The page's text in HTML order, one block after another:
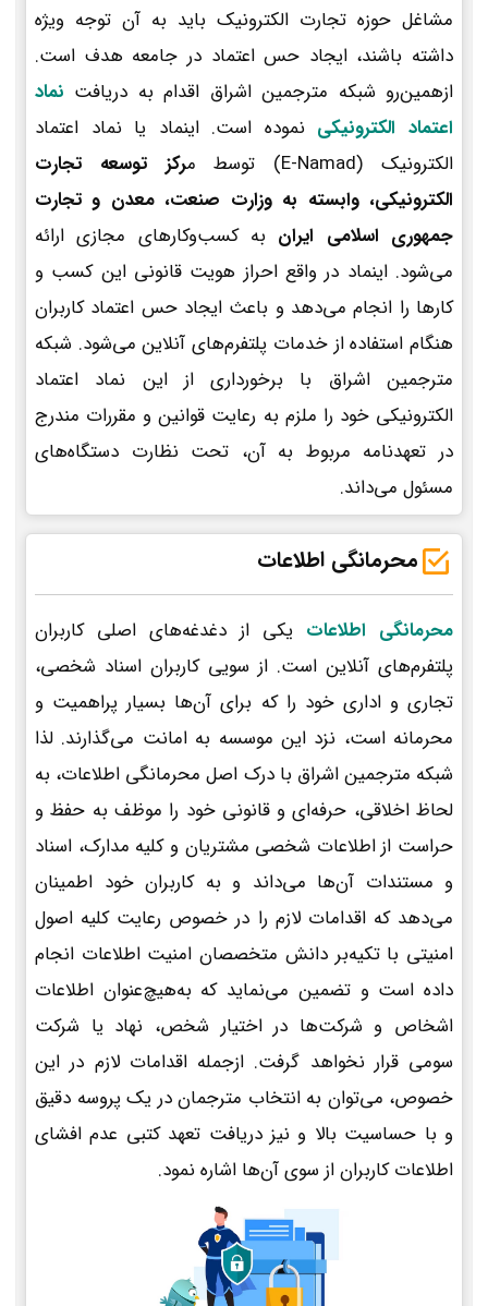
مشاغل حوزه تجارت الکترونیک باید به آن توجه ویژه
داشته باشند، ایجاد حس اعتماد در جامعه هدف است.
ازهمین‌رو شبکه مترجمین اشراق اقدام به دریافت نماد
اعتماد الکترونیکی نموده است. اینماد یا نماد اعتماد
الکترونیک (E-Namad) توسط م
رکز توسعه تجارت
الکترونیکی، وابسته به وزارت صنعت، معدن و تجارت
جمهوری اسلامی ایران به کسب‌وکارهای مجازی ارائه
می‌شود. اینماد در واقع احراز هویت قانونی این کسب و
کارها را انجام می‌دهد و باعث ایجاد حس اعتماد کاربران
هنگام استفاده از خدمات پلتفرم‌های آنلاین می‌شود. شبکه
مترجمین اشراق با برخورداری از این نماد اعتماد
الکترونیکی خود را ملزم به رعایت قوانین و مقررات مندرج
در تعهدنامه مربوط به آن، تحت نظارت دستگاه‌های
مسئول می‌داند.
محرمانگی اطلاعات
محرمانگی اطلاعات یکی از دغدغه‌های اصلی کاربران
پلتفرم‌های آنلاین است. از سویی کاربران اسناد شخصی،
تجاری و اداری خود را که برای آن‌ها بسیار پراهمیت و
محرمانه است، نزد این موسسه به امانت می‌گذارند. لذا
شبکه مترجمین اشراق با درک اصل محرمانگی اطلاعات، به
لحاظ اخلاقی، حرفه‌ای و قانونی خود را موظف به حفظ و
حراست از اطلاعات شخصی مشتریان و کلیه مدارک، اسناد
و مستندات آن‌ها می‌داند و به کاربران خود اطمینان
می‌دهد که اقدامات لازم را در خصوص رعایت کلیه اصول
امنیتی با تکیه‌بر دانش متخصصان امنیت اطلاعات انجام
داده است و تضمین می‌نماید که به‌هیچ‌عنوان اطلاعات
اشخاص و شرکت‌ها در اختیار شخص، نهاد یا شرکت
سومی قرار نخواهد گرفت. ازجمله اقدامات لازم در این
خصوص، می‌توان به انتخاب مترجمان در یک پروسه دقیق
و با حساسیت بالا و نیز دریافت تعهد کتبی عدم افشای
اطلاعات کاربران از سوی آن‌ها اشاره نمود.